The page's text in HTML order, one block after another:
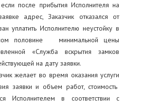
после прибытия Исполнителя на
адрес, Заказчик отказался от
уплатить Исполнителю неустойку в
половине минимальной цены
«Служба вскрытия замков
на дату заявки.
желает во время оказания услуги
заявки и объем работ, стоимость
Исполнителем в соответствии с